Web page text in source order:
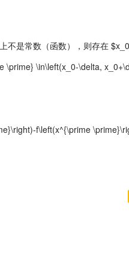
不是常数（函数），则存在
\prime} \in\left(x_0-\delta,
f\left(x^{\prime